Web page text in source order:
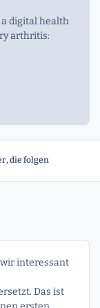
digital health
arthritis:
die folgen
interessant
Das ist